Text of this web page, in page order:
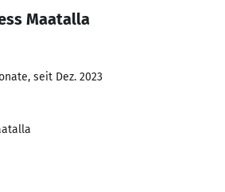
Maatalla
seit Dez. 2023